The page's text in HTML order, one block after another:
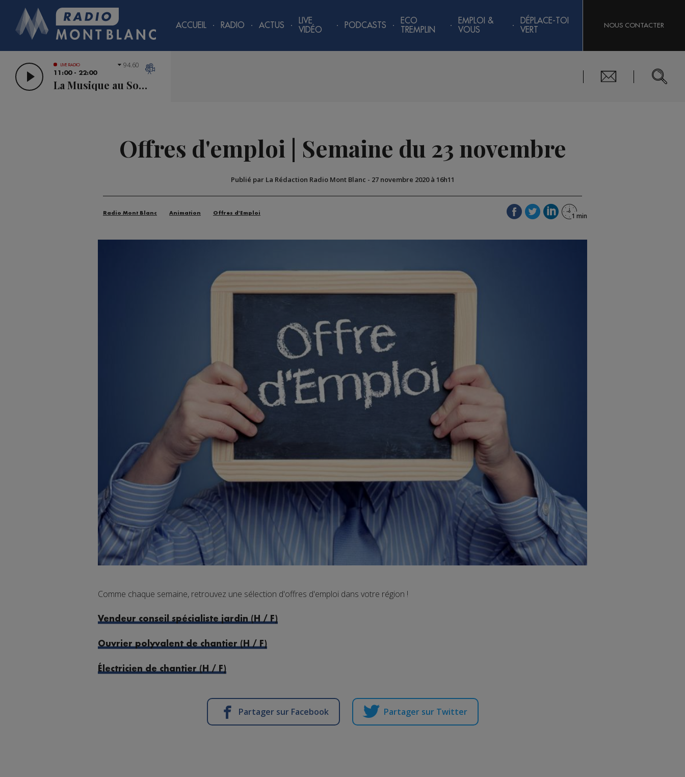
ACCUEIL RADIO ACTUS
LIVE
VIDÉO
PODCASTS
ECO
TREMPLIN
EMPLOI &
VOUS
DÉPLACE-TOI
VERT
NOUS CONTACTER
LIVE RADIO
11:00 - 22:00
La Musique au Sommet
94.60
Offres d'emploi | Semaine du 23 novembre
Publié par La Rédaction Radio Mont Blanc - 27 novembre 2020 à 16h11
Radio Mont Blanc Animation Offres d'Emploi
Comme chaque semaine, retrouvez une sélection d'offres d'emploi dans votre région !
Vendeur conseil spécialiste jardin (H / F)
Ouvrier polyvalent de chantier (H / F)
Électricien de chantier (H / F)
Partager sur Facebook Partager sur Twitter